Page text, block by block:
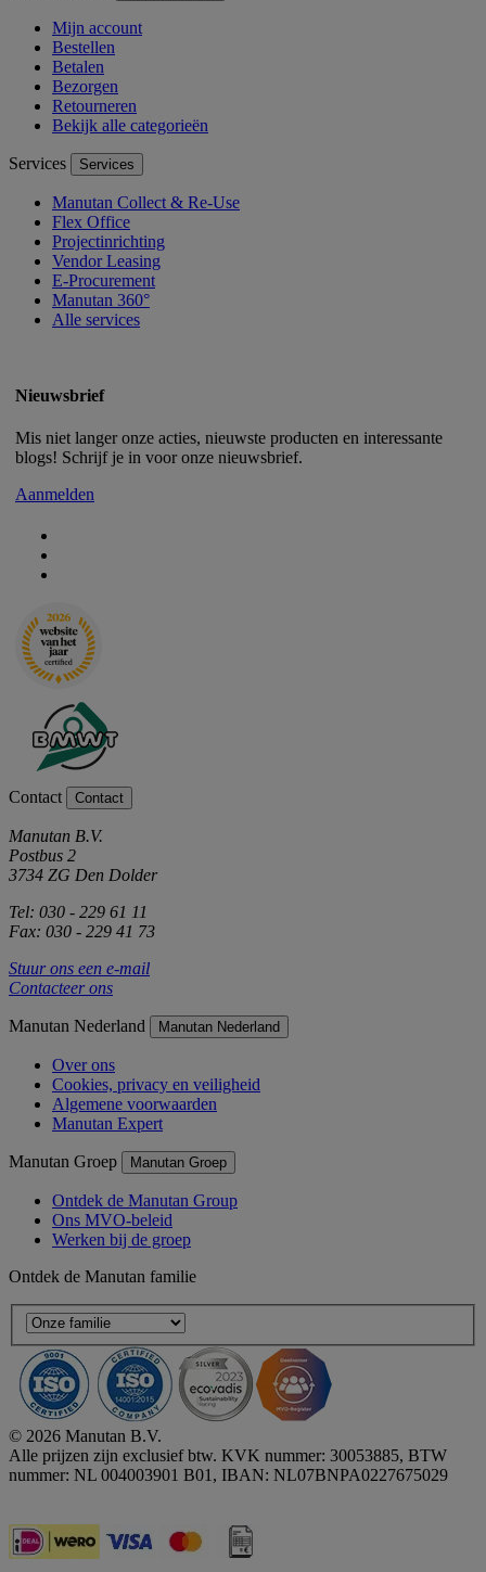
Mijn account
Bestellen
Betalen
Bezorgen
Retourneren
Bekijk alle categorieën
Services Services
Manutan Collect & Re-Use
Flex Office
Projectinrichting
Vendor Leasing
E-Procurement
Manutan 360°
Alle services
Nieuwsbrief
Mis niet langer onze acties, nieuwste producten en interessante
blogs! Schrijf je in voor onze nieuwsbrief.
Aanmelden
Contact Contact
Manutan B.V.
Postbus 2
3734 ZG Den Dolder
Tel: 030 - 229 61 11
Fax: 030 - 229 41 73
Stuur ons een e-mail
Contacteer ons
Manutan Nederland Manutan Nederland
Over ons
Cookies, privacy en veiligheid
Algemene voorwaarden
Manutan Expert
Manutan Groep Manutan Groep
Ontdek de Manutan Group
Ons MVO-beleid
Werken bij de groep
Ontdek de Manutan familie
© 2026 Manutan B.V.
Alle prijzen zijn exclusief btw. KVK nummer: 30053885, BTW
nummer: NL 004003901 B01, IBAN: NL07BNPA0227675029